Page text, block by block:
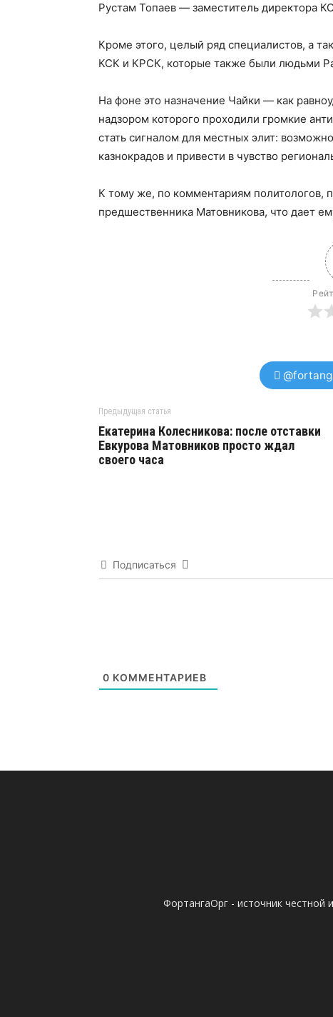
Рустам Топаев — заместитель директора
Кроме этого, целый ряд специалистов, а
КСК и КРСК, которые также были людьми
На фоне это назначение Чайки — как
надзором которого проходили громкие
стать сигналом для местных элит:
казнокрадов и привести в чувство
К тому же, по комментариям политологов,
предшественника Матовникова, что дает
Предыдущая статья
Екатерина Колесникова: после отставки
Евкурова Матовников просто ждал
своего часа
Подписаться
0 КОММЕНТАРИЕВ
ФортангаОрг - источник